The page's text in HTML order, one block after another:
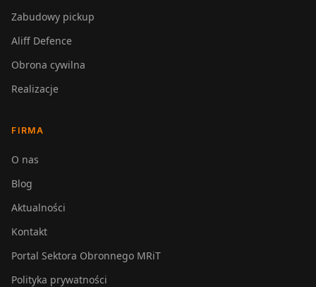
Zabudowy pickup
Aliff Defence
Obrona cywilna
Realizacje
FIRMA
O nas
Blog
Aktualności
Kontakt
Portal Sektora Obronnego MRiT
Polityka prywatności